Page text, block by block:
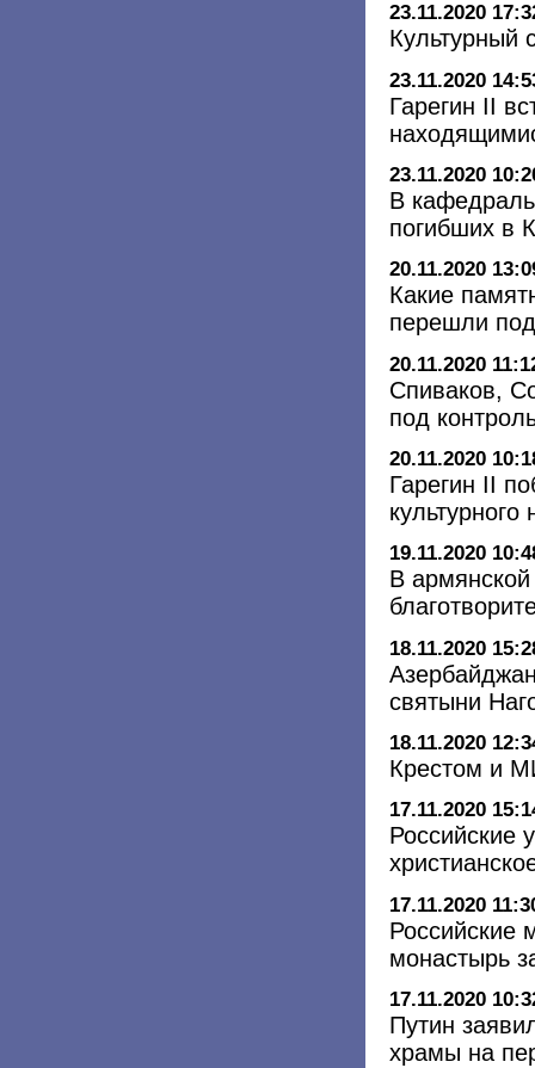
23.11.2020
Культурный
23.11.2020
Гарегин II
23.11.2020
В
погибших в
20.11.2020
Какие
перешли
20.11.2020
Спиваков,
под
20.11.2020
Гарегин II
19.11.2020
В
18.11.2020
святыни
18.11.2020
Крестом и
17.11.2020
Российские
17.11.2020
Российские
монастырь
17.11.2020
Путин
храмы на